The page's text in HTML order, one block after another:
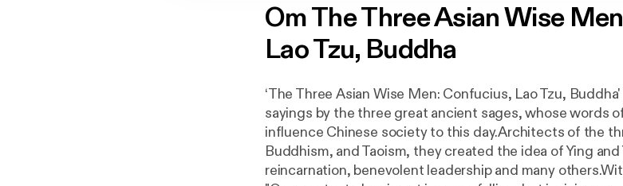
OmThe Three Asian Wise
Lao Tzu, Buddha
‘The Three Asian Wise Men: Confucius, Lao Tzu,
sayings by the three great ancient sages, whose words
influence Chinese society to this day.Architects of the
Buddhism, and Taoism, they created the idea of Ying
reincarnation, benevolent leadership and many